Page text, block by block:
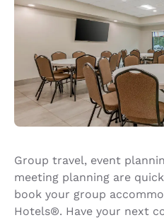
Group travel, event
meeting planning are
book your group
Hotels®. Have your next